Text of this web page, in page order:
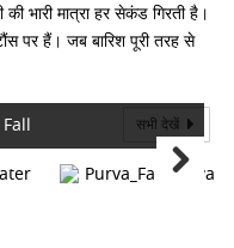
भारी मात्रा हर सेकंड गिरती है।
पर हैं। जब बारिश पूरी तरह से
सभी देखें